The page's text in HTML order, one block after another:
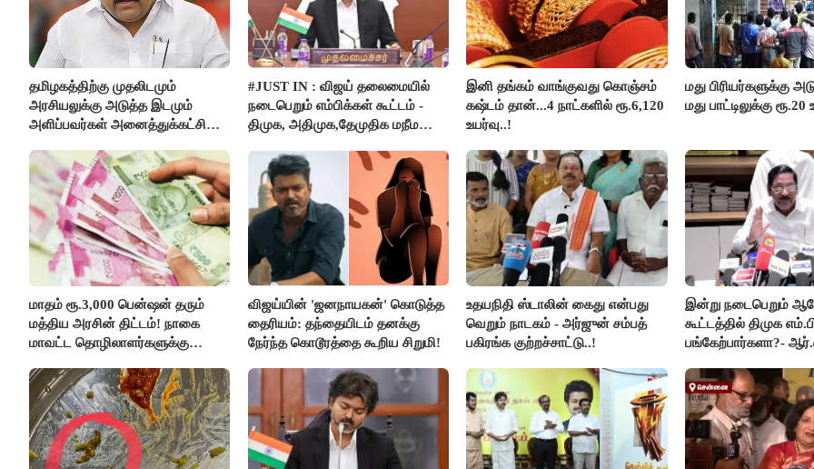
தமிழகத்திற்கு முதலிடமும்
அரசியலுக்கு அடுத்த இடமும்
அளிப்பவர்கள் அனைத்துக்கட்சி
- மாணிக்கம் தாகூர்..!!
#JUST IN : விஜய் தலைமையில்
நடைபெறும் எம்பிக்கள் கூட்டம் -
திமுக, அதிமுக,தேமுதிக மநீம
இனி தங்கம் வாங்குவது கொஞ்சம்
கஷ்டம் தான்...4 நாட்களில் ரூ.6,120
உயர்வு..!
மது பிரியர்களுக்கு
மது பாட்டிலுக்கு ரூ.20
மாதம் ரூ.3,000 பென்ஷன் தரும்
மத்திய அரசின் திட்டம்! நாகை
மாவட்ட தொழிலாளர்களுக்கு
செய்தி!
விஜய்யின் 'ஜனநாயகன்' கொடுத்த
தைரியம்: தந்தையிடம் தனக்கு
நேர்ந்த கொடூரத்தை கூறிய சிறுமி!
உதயநிதி ஸ்டாலின் கைது என்பது
வெறும் நாடகம் - அர்ஜுன் சம்பத்
பகிரங்க குற்றச்சாட்டு..!
இன்று நடைபெறும்
கூட்டத்தில் திமுக
பங்கேற்பார்களா?-